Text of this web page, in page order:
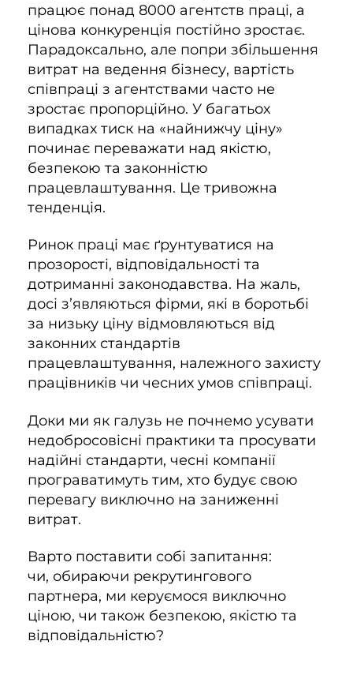
працює понад 8000 агентств праці, а
цінова конкуренція постійно зростає.
Парадоксально, але попри збільшення
витрат на ведення бізнесу, вартість
співпраці з агентствами часто не
зростає пропорційно. У багатьох
випадках тиск на «найнижчу ціну»
починає переважати над якістю,
безпекою та законністю
працевлаштування. Це тривожна
тенденція.
Ринок праці має ґрунтуватися на
прозорості, відповідальності та
дотриманні законодавства. На жаль,
досі з’являються фірми, які в боротьбі
за низьку ціну відмовляються від
законних стандартів
працевлаштування, належного захисту
працівників чи чесних умов співпраці.
Доки ми як галузь не почнемо усувати
недобросовісні практики та просувати
надійні стандарти, чесні компанії
програватимуть тим, хто будує свою
перевагу виключно на заниженні
витрат.
Варто поставити собі запитання:
чи, обираючи рекрутингового
партнера, ми керуємося виключно
ціною, чи також безпекою, якістю та
відповідальністю?